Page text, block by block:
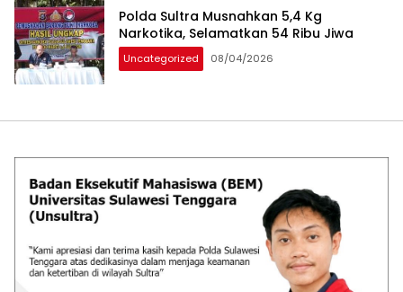
Polda Sultra Musnahkan 5,4 Kg
Narkotika, Selamatkan 54 Ribu Jiwa
Uncategorized 08/04/2026